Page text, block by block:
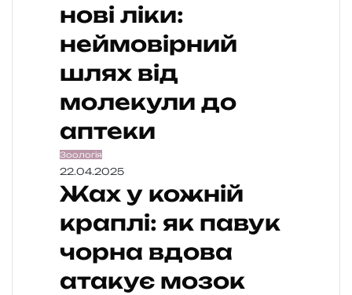
нові ліки:
неймовірний
шлях від
молекули до
аптеки
Зоологія
22.04.2025
Жах у кожній
краплі: як павук
чорна вдова
атакує мозок